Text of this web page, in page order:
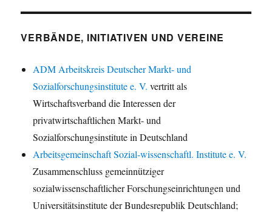
VERBÄNDE, INITIATIVEN UND VEREINE
ADM Arbeitskreis Deutscher Markt- und
Sozialforschungsinstitute e. V. vertritt als
Wirtschaftsverband die Interessen der
privatwirtschaftlichen Markt- und
Sozialforschungsinstitute in Deutschland
Arbeitsgemeinschaft Sozial-wissenschaftl. Institute e. V.
Zusammenschluss gemeinnütziger
sozialwissenschaftlicher Forschungseinrichtungen und
Universitätsinstitute der Bundesrepublik Deutschland;